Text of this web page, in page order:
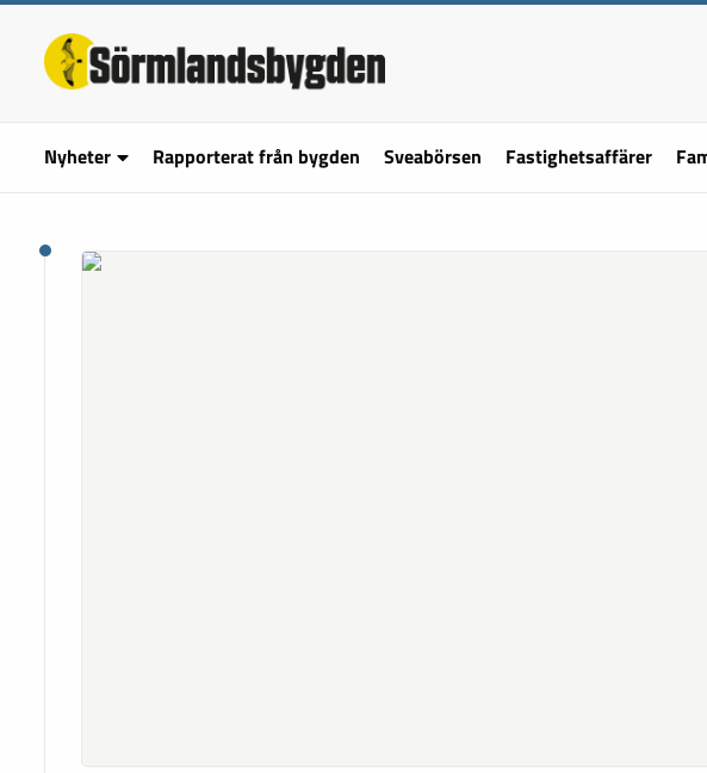
Nyheter Rapporterat från bygden Sveabörsen Fastighetsaffärer